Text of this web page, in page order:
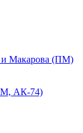
и Макарова (ПМ)
АК-74)